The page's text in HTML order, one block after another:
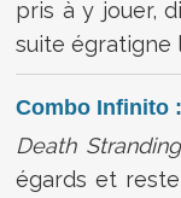
pris à y jouer,
suite égratigne
Combo Infinito
Death
égards et